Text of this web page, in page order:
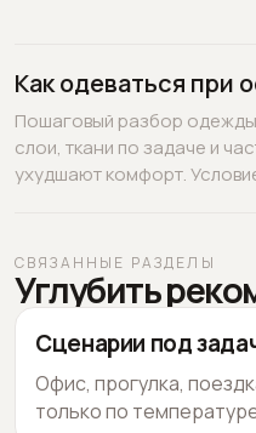
Как одеваться при
Пошаговый разбор
слои, ткани по задаче и
ухудшают комфорт.
СВЯЗАННЫЕ РАЗДЕЛЫ
Углубить
Сценарии под
Офис, прогулка,
только по